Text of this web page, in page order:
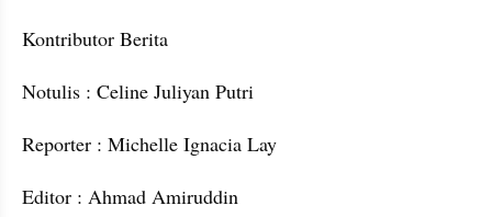
Kontributor Berita
Notulis : Celine Juliyan Putri
Reporter : Michelle Ignacia Lay
Editor : Ahmad Amiruddin